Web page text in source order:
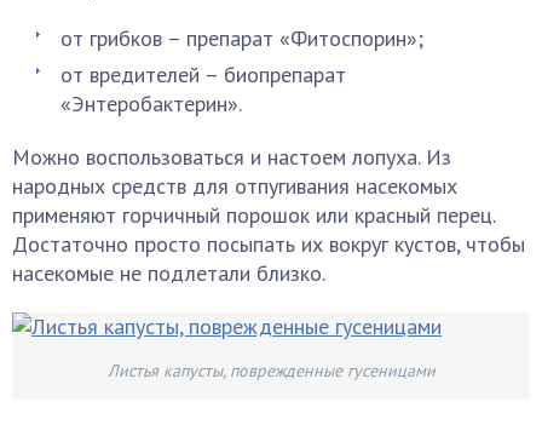
от грибков – препарат «Фитоспорин»;
от вредителей – биопрепарат
«Энтеробактерин».
Можно воспользоваться и настоем лопуха. Из
народных средств для отпугивания насекомых
применяют горчичный порошок или красный перец.
Достаточно просто посыпать их вокруг кустов, чтобы
насекомые не подлетали близко.
Листья капусты, поврежденные гусеницами